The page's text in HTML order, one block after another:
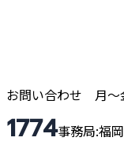
ツ
ス
シ
ン
お問い合わせ 月〜
1774事務局:福